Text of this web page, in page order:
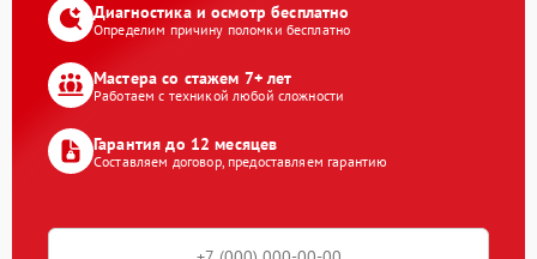
Диагностика и осмотр бесплатно
Определим причину поломки бесплатно
Мастера со стажем 7+ лет
Работаем с техникой любой сложности
Гарантия до 12 месяцев
Составляем договор, предоставляем гарантию